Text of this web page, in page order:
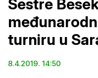
Sestre
turniru u
8.4.2019. 14:50